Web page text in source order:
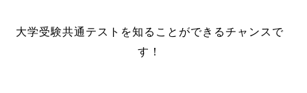
大学受験共通テストを知ることができるチャンスで
す！